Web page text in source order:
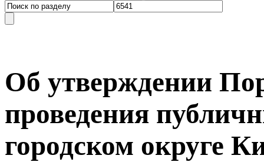
Об утверждении
проведения
городском округе